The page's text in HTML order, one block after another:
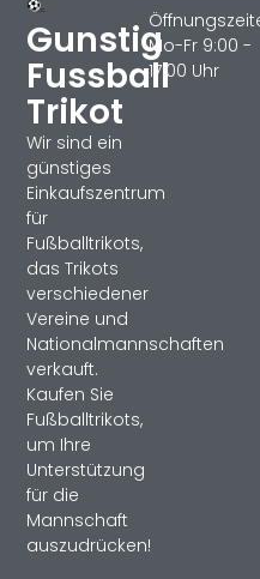
Gunstig
Fussball
Trikot
Wir sind ein
günstiges
Einkaufszentrum
für
Fußballtrikots,
das Trikots
verschiedener
Vereine und
Nationalmannschaften
verkauft.
Kaufen Sie
Fußballtrikots,
um Ihre
Unterstützung
für die
Mannschaft
auszudrücken!
Mo-Fr 9:00 -
17:00 Uhr